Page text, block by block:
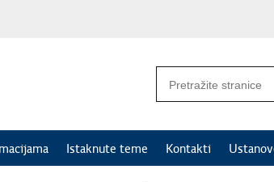
Istaknute teme Kontakti